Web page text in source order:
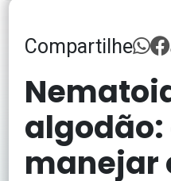
Compartilhe
manejar